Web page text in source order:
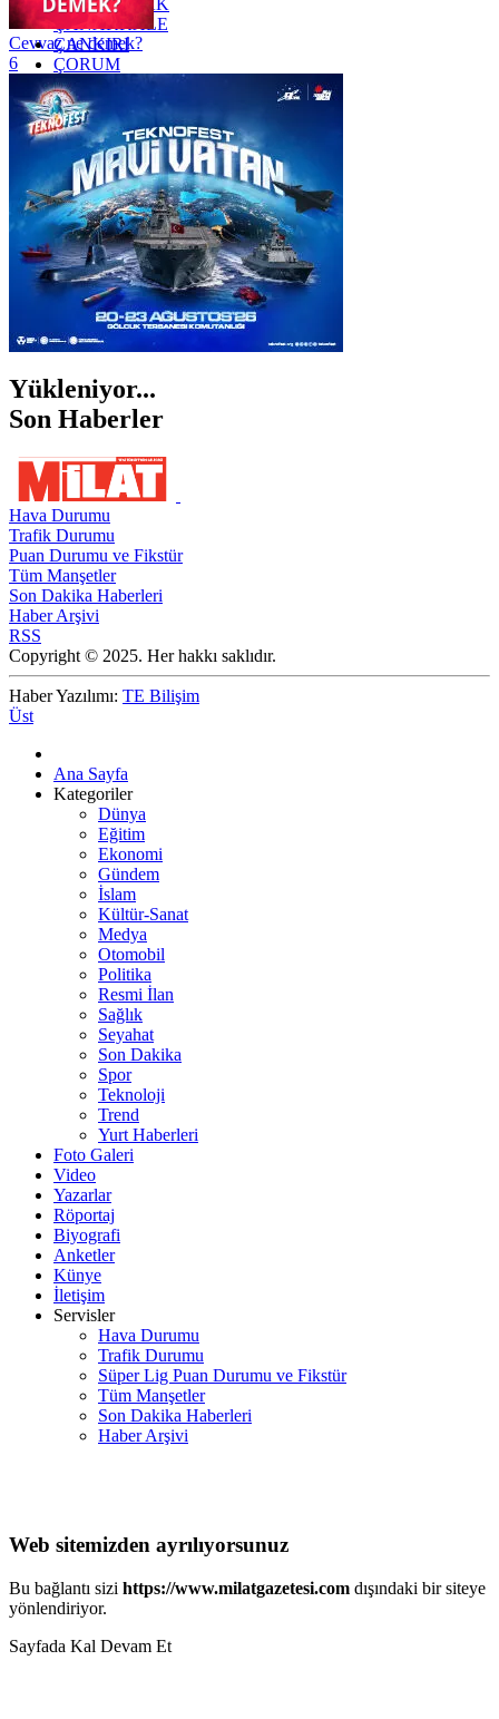
ZONGULDAK
ÇANAKKALE
ÇANKIRI
ÇORUM
İSTANBUL
İZMİR
ŞANLIURFA
ŞIRNAK
Cevvaz ne demek?
6
Yükleniyor...
Son Haberler
Hava Durumu
Trafik Durumu
Puan Durumu ve Fikstür
Tüm Manşetler
Son Dakika Haberleri
Haber Arşivi
RSS
Copyright © 2025. Her hakkı saklıdır.
Haber Yazılımı: TE Bilişim
Üst
Ana Sayfa
Kategoriler
Dünya
Eğitim
Ekonomi
Gündem
İslam
Kültür-Sanat
Medya
Otomobil
Politika
Resmi İlan
Sağlık
Seyahat
Son Dakika
Spor
Teknoloji
Trend
Yurt Haberleri
Foto Galeri
Video
Yazarlar
Röportaj
Biyografi
Anketler
Künye
İletişim
Servisler
Hava Durumu
Trafik Durumu
Süper Lig Puan Durumu ve Fikstür
Tüm Manşetler
Son Dakika Haberleri
Haber Arşivi
Web sitemizden ayrılıyorsunuz
Bu bağlantı sizi https://www.milatgazetesi.com dışındaki bir siteye
yönlendiriyor.
Sayfada Kal Devam Et